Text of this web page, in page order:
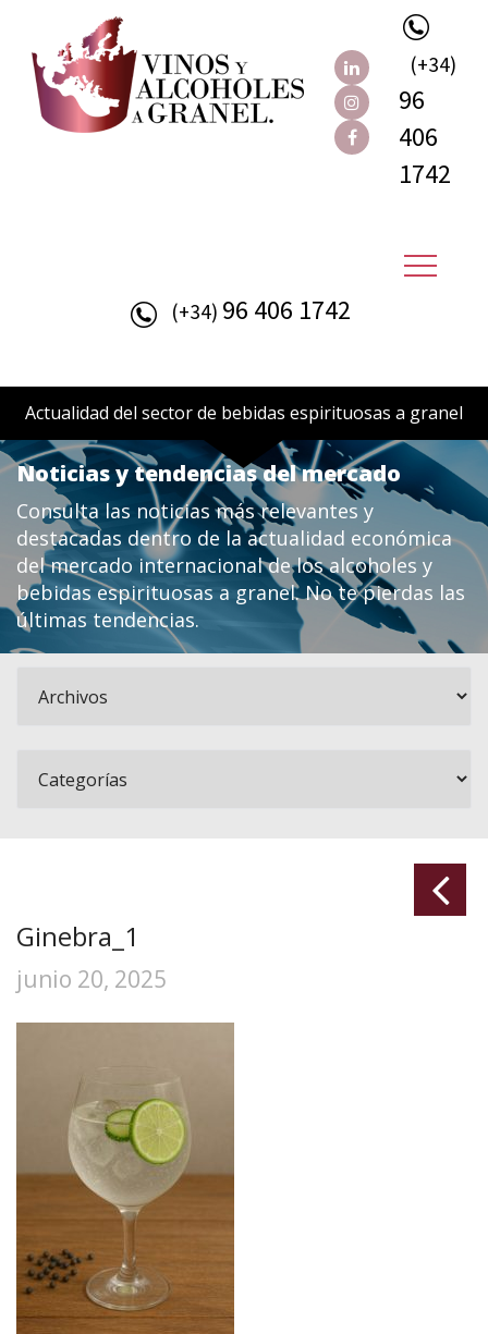
(+34)
96
406
1742
(+34) 96 406 1742
Actualidad del sector de bebidas espirituosas a granel
Noticias y tendencias del mercado
Consulta las noticias más relevantes y
destacadas dentro de la actualidad económica
del mercado internacional de los alcoholes y
bebidas espirituosas a granel. No te pierdas las
últimas tendencias.
Ginebra_1
junio 20, 2025